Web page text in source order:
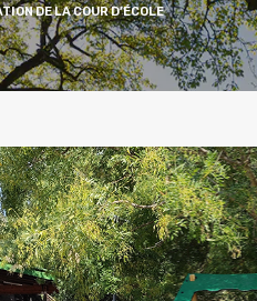
DE LA COUR D’ÉCOLE